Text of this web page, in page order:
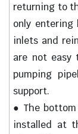
returning to
only entering
inlets and
are not easy
pumping
support.
● The bottom
installed at